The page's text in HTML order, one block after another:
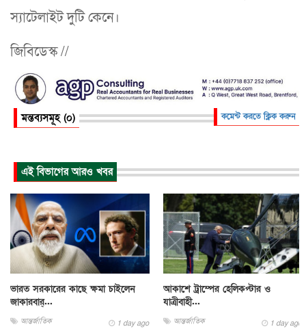
স্যাটেলাইট দুটি কেনে।
জিবিডেস্ক //
মন্তব্যসমূহ (০) কমেন্ট করতে ক্লিক করুন
এই বিভাগের আরও খবর
ভারত সরকারের কাছে ক্ষমা চাইলেন
জাকারবার্...
আন্তর্জাতিক 1 day ago
আকাশে ট্রাম্পের হেলিকপ্টার ও
যাত্রীবাহী...
আন্তর্জাতিক 1 day ago